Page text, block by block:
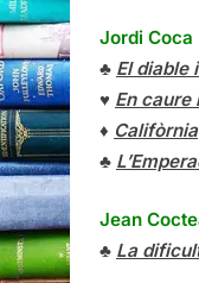
Jordi Coca
♣ El diable
♥ En caure
♦ Califòrnia
♣
Jean
♣ La